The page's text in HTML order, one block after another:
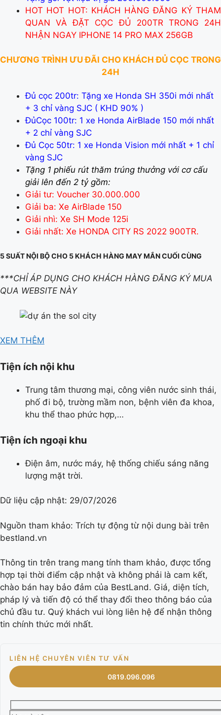
LIÊN HỆ CHUYÊN VIÊN TƯ VẤN
0819.096.096
HOT HOT HOT: KHÁCH HÀNG ĐĂNG KÝ THAM
QUAN VÀ ĐẶT CỌC ĐỦ 200TR TRONG 24H
NHẬN NGAY IPHONE 14 PRO MAX 256GB
CHƯƠNG TRÌNH ƯU ĐÃI CHO KHÁCH ĐỦ CỌC TRONG
24H
Đủ cọc 200tr: Tặng xe Honda SH 350i mới nhất
+ 3 chỉ vàng SJC ( KHD 90% )
ĐủCọc 100tr: 1 xe Honda AirBlade 150 mới nhất
+ 2 chỉ vàng SJC
Đủ Cọc 50tr: 1 xe Honda Vision mới nhất + 1 chỉ
vàng SJC
Tặng 1 phiếu rút thăm trúng thưởng với cơ cấu
giải lên đến 2 tỷ gồm:
Giải tư: Voucher 30.000.000
Giải ba: Xe AirBlade 150
Giải nhì: Xe SH Mode 125i
Giải nhất: Xe HONDA CITY RS 2022 900TR.
5 SUẤT NỘI BỘ CHO 5 KHÁCH HÀNG MAY MẮN CUỐI CÙNG
***CHỈ ÁP DỤNG CHO KHÁCH HÀNG ĐĂNG KÝ MUA
QUA WEBSITE NÀY
XEM THÊM
Tiện ích nội khu
Trung tâm thương mại, công viên nước sinh thái,
phố đi bộ, trường mầm non, bệnh viên đa khoa,
khu thể thao phức hợp,…
Tiện ích ngoại khu
Điện âm, nước máy, hệ thống chiếu sáng năng
lượng mặt trời.
Dữ liệu cập nhật: 29/07/2026
Nguồn tham khảo: Trích tự động từ nội dung bài trên
bestland.vn
Thông tin trên trang mang tính tham khảo, được tổng
hợp tại thời điểm cập nhật và không phải là cam kết,
chào bán hay bảo đảm của BestLand. Giá, diện tích,
pháp lý và tiến độ có thể thay đổi theo thông báo của
chủ đầu tư. Quý khách vui lòng liên hệ để nhận thông
tin chính thức mới nhất.